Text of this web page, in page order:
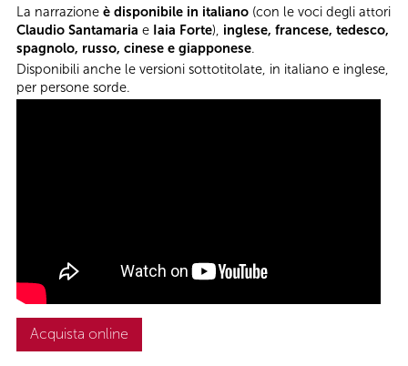
La narrazione è disponibile in italiano (con le voci degli attori
Claudio Santamaria e Iaia Forte), inglese, francese, tedesco,
spagnolo, russo, cinese e giapponese.
Disponibili anche le versioni sottotitolate, in italiano e inglese,
per persone sorde.
Acquista online